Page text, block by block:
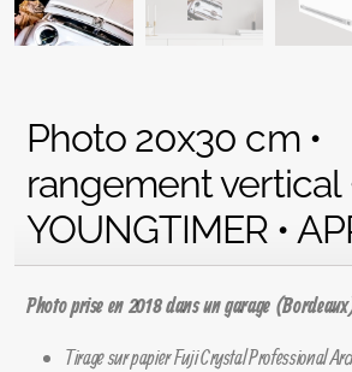
Photo 20x30 cm •
rangement vertical
YOUNGTIMER •
Photo prise en 2018 dans un garage
Tirage sur papier Fuji Crystal Professional